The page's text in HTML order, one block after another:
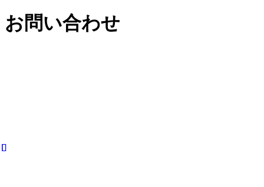
お問い合わせ